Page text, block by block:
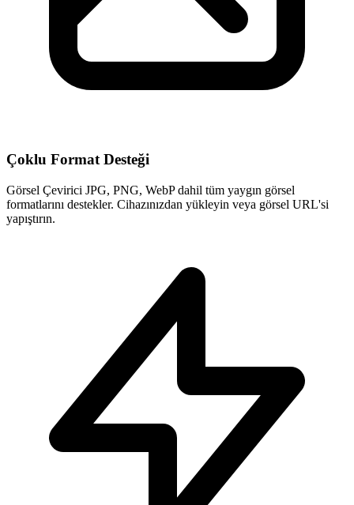
Çoklu Format Desteği
Görsel Çevirici JPG, PNG, WebP dahil tüm yaygın görsel
formatlarını destekler. Cihazınızdan yükleyin veya görsel URL'si
yapıştırın.